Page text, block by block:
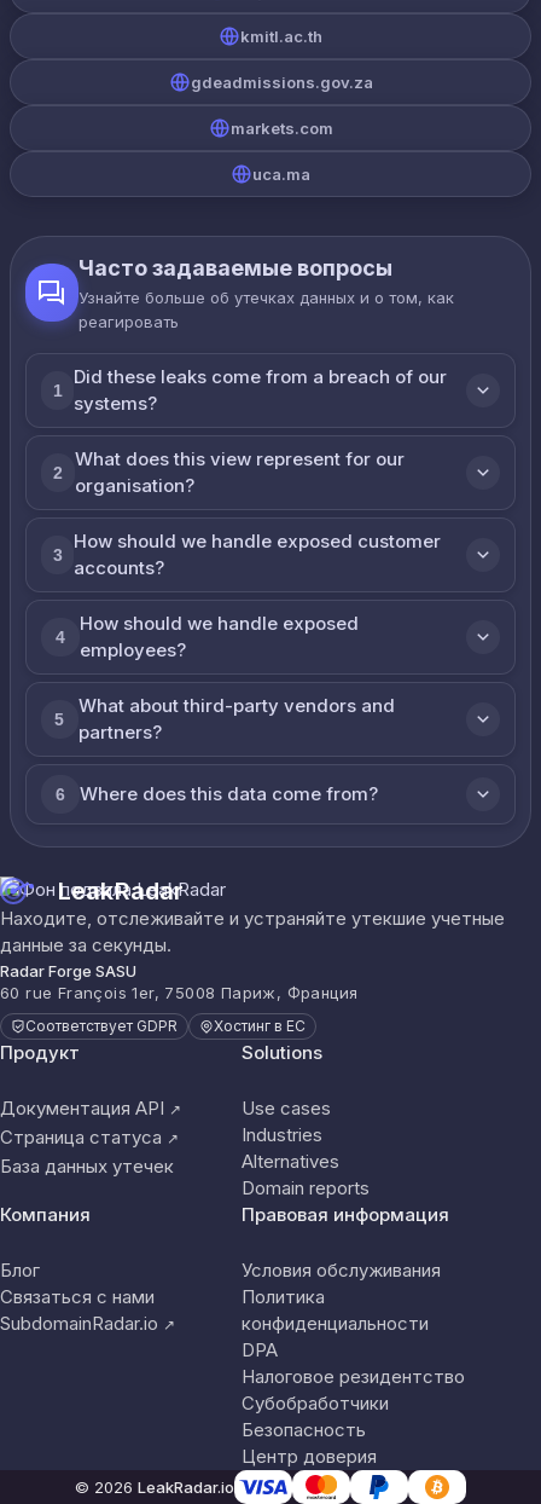
kmitl.ac.th
gdeadmissions.gov.za
markets.com
uca.ma
Часто задаваемые вопросы
Узнайте больше об утечках данных и о том, как
реагировать
1
Did these leaks come from a breach of our
systems?
2
What does this view represent for our
organisation?
3
How should we handle exposed customer
accounts?
4
How should we handle exposed
employees?
5
What about third-party vendors and
partners?
6 Where does this data come from?
LeakRadar
Находите, отслеживайте и устраняйте утекшие учетные
данные за секунды.
Radar Forge SASU
60 rue François 1er, 75008 Париж, Франция
Соответствует GDPR Хостинг в ЕС
Продукт
Документация API ↗
Страница статуса ↗
База данных утечек
Solutions
Use cases
Industries
Alternatives
Domain reports
Компания
Блог
Связаться с нами
SubdomainRadar.io ↗
Правовая информация
Условия обслуживания
Политика
конфиденциальности
DPA
Налоговое резидентство
Субобработчики
Безопасность
Центр доверия
© 2026 LeakRadar.io